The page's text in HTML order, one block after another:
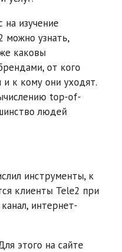
на изучение
можно узнать,
каковы
от кого
и к кому они уходят.
top-of-
людей
инструменты, к
клиенты Tele2 при
интернет-
этого на сайте